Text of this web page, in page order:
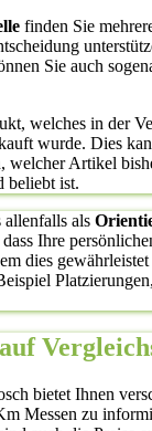
finden Sie
Sie auch
welches in der
wurde. Dies
welcher Artikel
beliebt ist.
allenfalls als
Ihre
dies
bietet Ihnen
Messen zu